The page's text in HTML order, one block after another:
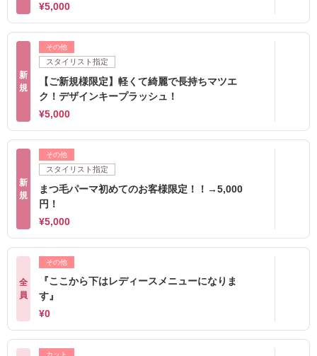
¥5,000
新
規
その他
スタイリスト指定
【ご新規様限定】軽くて綺麗で長持ちマツエ
ク！デザインキープラッシュ！
¥5,000
新
規
その他
スタイリスト指定
まつ毛パーマ初めてのお客様限定！！→5,000
円！
¥5,000
全
員
その他
『ここから下はレディースメニューになりま
す』
¥0
カット